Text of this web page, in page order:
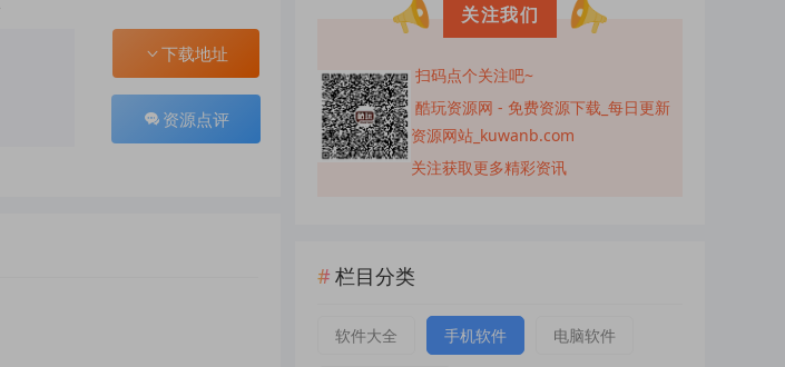
下载地址
资源点评
关注我们
扫码点个关注吧~
酷玩资源网 - 免费资源下载_每日更新
资源网站_kuwanb.com
关注获取更多精彩资讯
栏目分类
软件大全 手机软件 电脑软件